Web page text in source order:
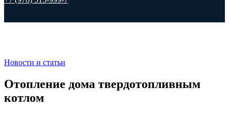
Новости и статьи
Отопление дома твердотопливным
котлом